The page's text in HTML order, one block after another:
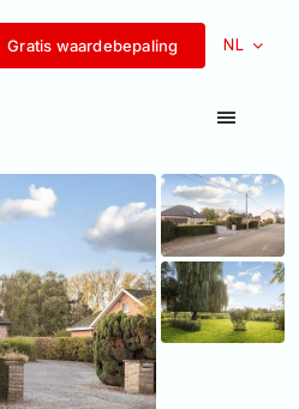
Gratis waardebepaling NL
Diensten
huur